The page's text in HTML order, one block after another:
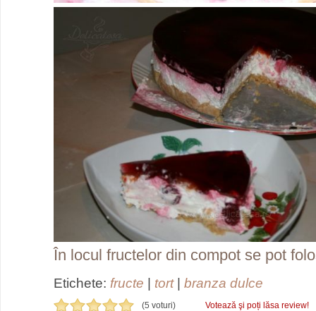
În locul fructelor din compot se pot
Etichete: fructe | tort| branza dulce
(5 voturi) Votează şi poți lăsa review!